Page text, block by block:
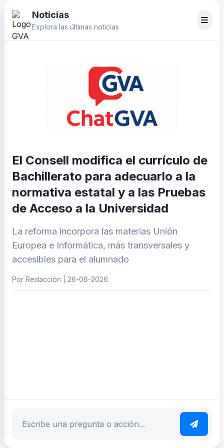
Noticias
Explora las últimas noticias
El Consell modifica el currículo de
Bachillerato para adecuarlo a la
normativa estatal y a las Pruebas
de Acceso a la Universidad
La reforma incorpora las materias Unión
Europea e Informática, más transversales y
accesibles para el alumnado
Por Redacción | 26-06-2026
Escribe tu pregunta